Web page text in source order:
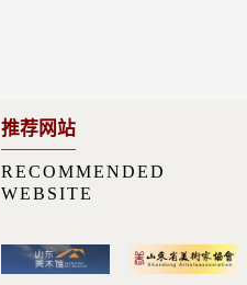
推荐网站
RECOMMENDED
WEBSITE